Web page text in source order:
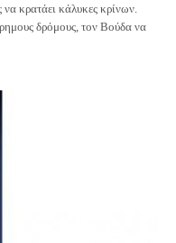
κρατάει κάλυκες κρίνων.
δρόμους, τον Βούδα να